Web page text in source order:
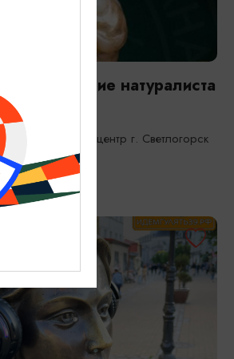
Путешествие натуралиста
выставочный центр г. Светлогорск